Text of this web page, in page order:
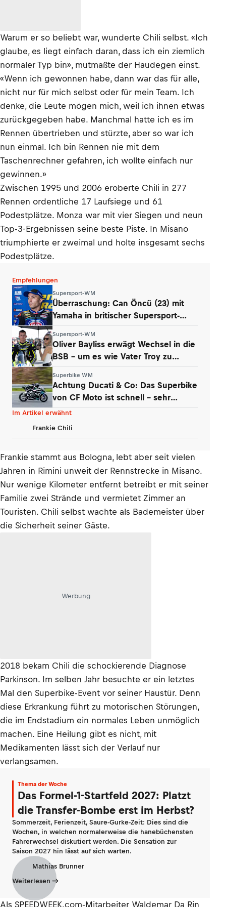
Warum er so beliebt war, wunderte Chili selbst. «Ich
glaube, es liegt einfach daran, dass ich ein ziemlich
normaler Typ bin», mutmaßte der Haudegen einst.
«Wenn ich gewonnen habe, dann war das für alle,
nicht nur für mich selbst oder für mein Team. Ich
denke, die Leute mögen mich, weil ich ihnen etwas
zurückgegeben habe. Manchmal hatte ich es im
Rennen übertrieben und stürzte, aber so war ich
nun einmal. Ich bin Rennen nie mit dem
Taschenrechner gefahren, ich wollte einfach nur
gewinnen.»
Zwischen 1995 und 2006 eroberte Chili in 277
Rennen ordentliche 17 Laufsiege und 61
Podestplätze. Monza war mit vier Siegen und neun
Top-3-Ergebnissen seine beste Piste. In Misano
triumphierte er zweimal und holte insgesamt sechs
Podestplätze.
Empfehlungen
Supersport-WM
Überraschung: Can Öncü (23) mit
Yamaha in britischer Supersport-
Supersport-WM
Oliver Bayliss erwägt Wechsel in die
BSB – um es wie Vater Troy zu
Superbike WM
Achtung Ducati & Co: Das Superbike
von CF Moto ist schnell – sehr
schnell
Im Artikel erwähnt
Frankie Chili
Frankie stammt aus Bologna, lebt aber seit vielen
Jahren in Rimini unweit der Rennstrecke in Misano.
Nur wenige Kilometer entfernt betreibt er mit seiner
Familie zwei Strände und vermietet Zimmer an
Touristen. Chili selbst wachte als Bademeister über
die Sicherheit seiner Gäste.
Werbung
2018 bekam Chili die schockierende Diagnose
Parkinson. Im selben Jahr besuchte er ein letztes
Mal den Superbike-Event vor seiner Haustür. Denn
diese Erkrankung führt zu motorischen Störungen,
die im Endstadium ein normales Leben unmöglich
machen. Eine Heilung gibt es nicht, mit
Medikamenten lässt sich der Verlauf nur
verlangsamen.
Thema der Woche
Das Formel-1-Startfeld 2027: Platzt
die Transfer-Bombe erst im Herbst?
Sommerzeit, Ferienzeit, Saure-Gurke-Zeit: Dies sind die
Wochen, in welchen normalerweise die hanebüchensten
Fahrerwechsel diskutiert werden. Die Sensation zur
Saison 2027 hin lässt auf sich warten.
Mathias Brunner
Weiterlesen
Als SPEEDWEEK.com-Mitarbeiter Waldemar Da Rin